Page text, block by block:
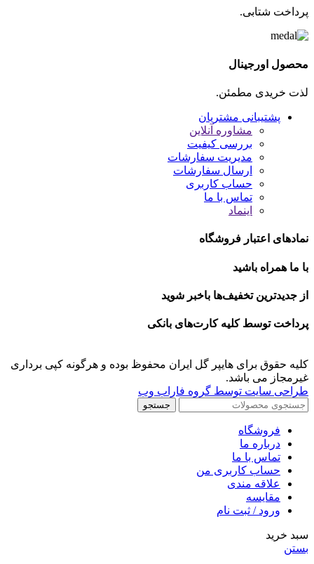
پرداخت شتابی.
محصول اورجینال
لذت خریدی مطمئن.
پشتیبانی مشتریان
مشاوره آنلاین
بررسی کیفیت
مدیریت سفارشات
ارسال سفارشات
حساب کاربری
تماس با ما
اینماد
نمادهای اعتبار فروشگاه
با ما همراه باشید
از جدیدترین تخفیف‌ها باخبر شوید
پرداخت توسط کلیه کارت‌های بانکی
کلیه حقوق برای هایپر گل ایران محفوظ بوده و هرگونه کپی برداری
غیرمجاز می باشد.
طراحی سایت توسط گروه فاراب وب
جستجو
فروشگاه
درباره ما
تماس با ما
حساب کاربری من
علاقه مندی
مقايسه
ورود / ثبت نام
سبد خرید
بستن